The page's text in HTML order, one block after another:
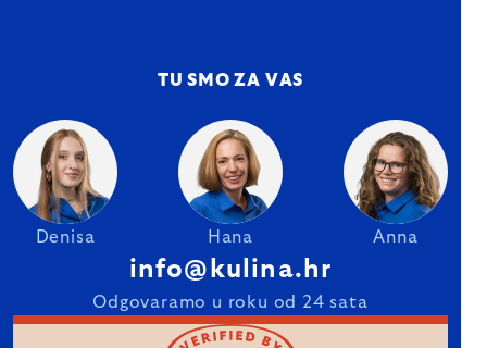
TU SMO ZA VAS
Denisa Hana Anna
info@kulina.hr
Odgovaramo u roku od 24 sata